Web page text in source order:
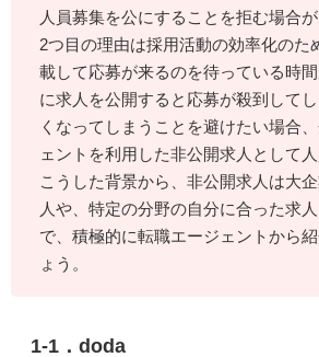
人員募集を公にすることを拒む場合が
2つ目の理由は採用活動の効率化のた
載して応募が来るのを待っている時
に求人を公開すると応募が殺到して
くなってしまうことを避けたい場合
ェントを利用した非公開求人として人
こうした背景から、非公開求人は大
人や、特定の分野の自分に合った求
で、積極的に転職エージェントから紹
ょう。
1-1．doda